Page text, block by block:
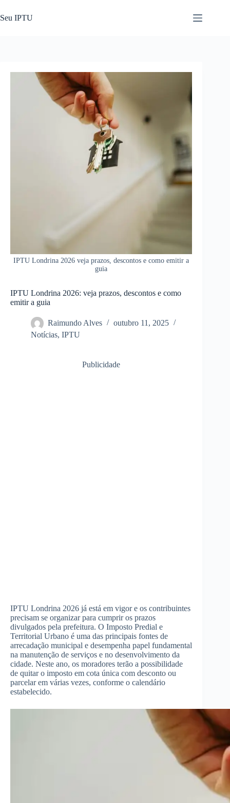
para
o
Seu IPTU
IPTU Londrina 2026 veja prazos, descontos e como emitir a
guia
IPTU Londrina 2026: veja prazos, descontos e como
emitir a guia
Raimundo Alves
outubro 11, 2025
Notícias, IPTU
Publicidade
IPTU Londrina 2026 já está em vigor e os contribuintes
precisam se organizar para cumprir os prazos
divulgados pela prefeitura. O Imposto Predial e
Territorial Urbano é uma das principais fontes de
arrecadação municipal e desempenha papel fundamental
na manutenção de serviços e no desenvolvimento da
cidade. Neste ano, os moradores terão a possibilidade
de quitar o imposto em cota única com desconto ou
parcelar em várias vezes, conforme o calendário
estabelecido.